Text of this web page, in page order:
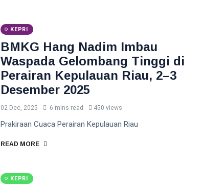
KEPRI
BMKG Hang Nadim Imbau
Waspada Gelombang Tinggi di
Perairan Kepulauan Riau, 2–3
Desember 2025
02 Dec, 2025 6 mins read 450 views
Prakiraan Cuaca Perairan Kepulauan Riau
READ MORE
KEPRI